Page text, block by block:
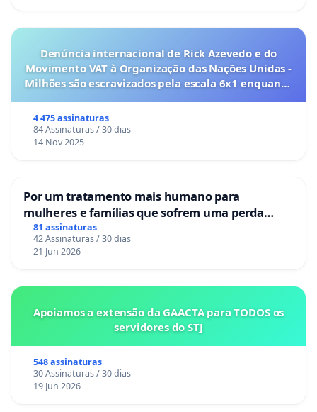
Denúncia internacional de Rick Azevedo e do
Movimento VAT à Organização das Nações Unidas -
Milhões são escravizados pela escala 6x1 enquanto
4 475 assinaturas
84 Assinaturas / 30 dias
14 Nov 2025
Por um tratamento mais humano para
mulheres e famílias que sofrem uma perda
gestacional nos hospitais portugueses
81 assinaturas
42 Assinaturas / 30 dias
21 Jun 2026
Apoiamos a extensão da GAACTA para TODOS os
servidores do STJ
548 assinaturas
30 Assinaturas / 30 dias
19 Jun 2026